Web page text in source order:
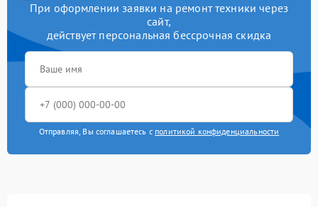
При оформлении заявки на ремонт техники через
сайт,
действует персональная бессрочная скидка
Отправляя, Вы соглашаетесь с политикой конфиденциальности